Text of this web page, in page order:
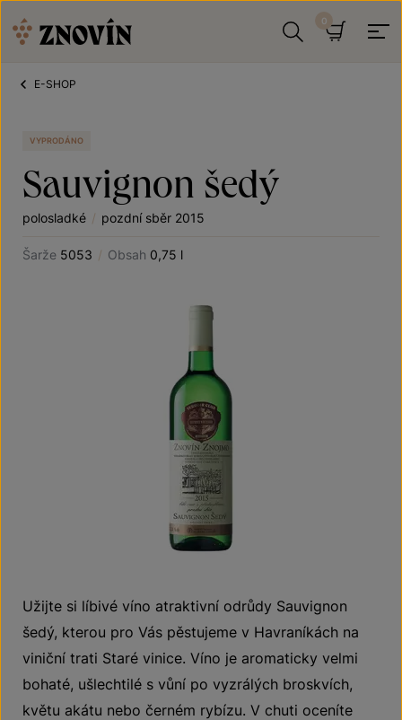
E-SHOP
VYPRODÁNO
Sauvignon šedý
polosladké / pozdní sběr 2015
Šarže 5053 / Obsah 0,75 l
Užijte si líbivé víno atraktivní odrůdy Sauvignon
šedý, kterou pro Vás pěstujeme v Havraníkách na
viniční trati Staré vinice. Víno je aromaticky velmi
bohaté, ušlechtilé s vůní po vyzrálých broskvích,
květu akátu nebo černém rybízu. V chuti oceníte